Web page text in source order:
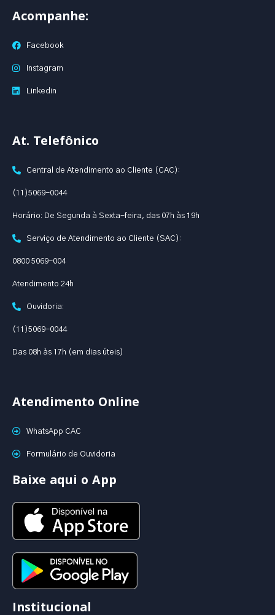
Institucional
Atendimento Online
WhatsApp CAC
Formulário de Ouvidoria
Baixe aqui o App
At. Telefônico
Central de Atendimento ao Cliente (CAC):
(11)5069-0044
Horário: De Segunda à Sexta-feira, das 07h às 19h
Serviço de Atendimento ao Cliente (SAC):
0800 5069-004
Atendimento 24h
Ouvidoria:
(11)5069-0044
Das 08h às 17h (em dias úteis)
Acompanhe:
Facebook
Instagram
Linkedin